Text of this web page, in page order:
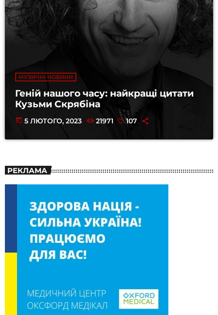
МУЗИЧНІ НОВИНИ
Геній нашого часу: найкращі цитати
Кузьми Скрябіна
today 5 ЛЮТОГО, 2023 21971 107
РЕКЛАМА